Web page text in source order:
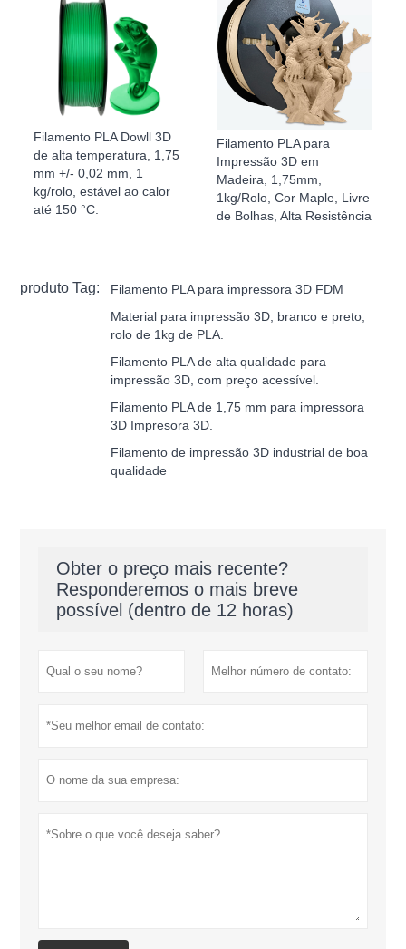
Filamento PLA Dowll 3D
de alta temperatura, 1,75
mm +/- 0,02 mm, 1
kg/rolo, estável ao calor
até 150 °C.
Filamento PLA para
Impressão 3D em
Madeira, 1,75mm,
1kg/Rolo, Cor Maple, Livre
de Bolhas, Alta Resistência
produto Tag:
Filamento PLA para impressora 3D FDM
Material para impressão 3D, branco e preto,
rolo de 1kg de PLA.
Filamento PLA de alta qualidade para
impressão 3D, com preço acessível.
Filamento PLA de 1,75 mm para impressora
3D Impresora 3D.
Filamento de impressão 3D industrial de boa
qualidade
Obter o preço mais recente?
Responderemos o mais breve
possível (dentro de 12 horas)